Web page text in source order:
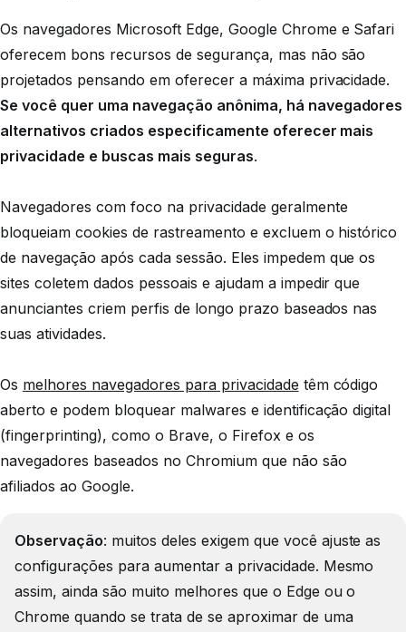
Os navegadores Microsoft Edge, Google Chrome e Safari
oferecem bons recursos de segurança, mas não são
projetados pensando em oferecer a máxima privacidade.
Se você quer uma navegação anônima, há navegadores
alternativos criados especificamente oferecer mais
privacidade e buscas mais seguras.
Navegadores com foco na privacidade geralmente
bloqueiam cookies de rastreamento e excluem o histórico
de navegação após cada sessão. Eles impedem que os
sites coletem dados pessoais e ajudam a impedir que
anunciantes criem perfis de longo prazo baseados nas
suas atividades.
Os melhores navegadores para privacidade têm código
aberto e podem bloquear malwares e identificação digital
(fingerprinting), como o Brave, o Firefox e os
navegadores baseados no Chromium que não são
afiliados ao Google.
Observação: muitos deles exigem que você ajuste as
configurações para aumentar a privacidade. Mesmo
assim, ainda são muito melhores que o Edge ou o
Chrome quando se trata de se aproximar de uma